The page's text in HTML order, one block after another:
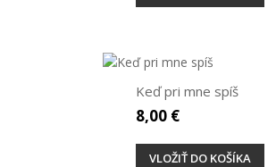
Keď pri mne spíš
8,00 €
VLOŽIŤ DO KOŠÍKA